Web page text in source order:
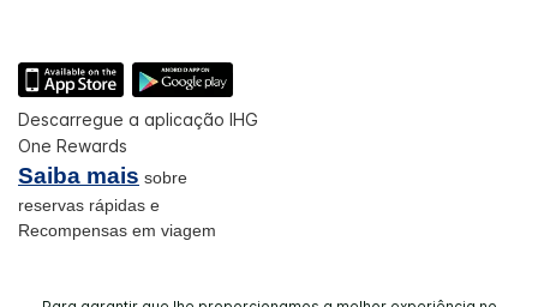
Descarregue a aplicação IHG
One Rewards
Saiba mais sobre
reservas rápidas e
Recompensas em viagem